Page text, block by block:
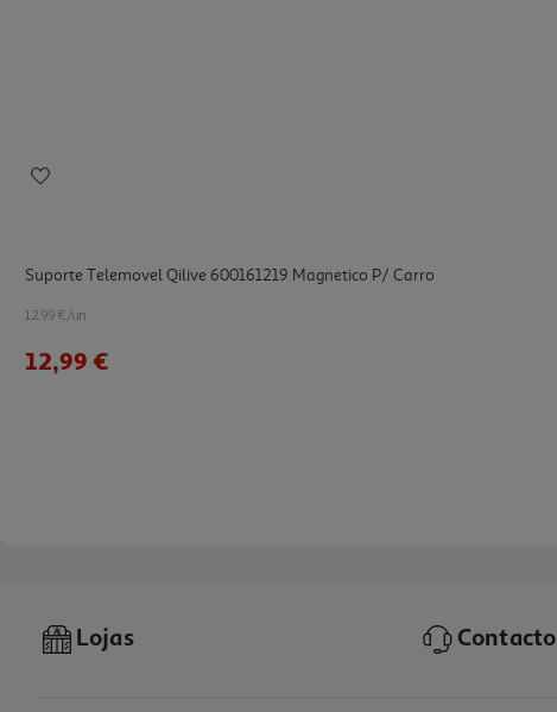
Suporte Telemovel Qilive 600161219 Magnetico P/ Carro
12.99 €/un
12,99 €
Lojas Contacto